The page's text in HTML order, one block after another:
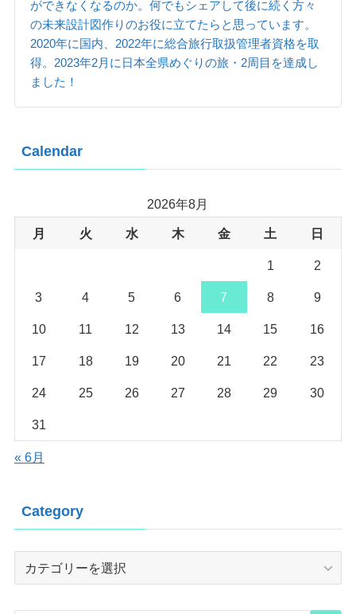
ができなくなるのか。何でもシェアして後に続く方々
の未来設計図作りのお役に立てたらと思っています。
2020年に国内、2022年に総合旅行取扱管理者資格を取
得。2023年2月に日本全県めぐりの旅・2周目を達成し
ました！
Calendar
2026年8月
月 火 水 木 金 土 日
1 2
3 4 5 6 7 8 9
10 11 12 13 14 15 16
17 18 19 20 21 22 23
24 25 26 27 28 29 30
31
« 6月
Category
Category